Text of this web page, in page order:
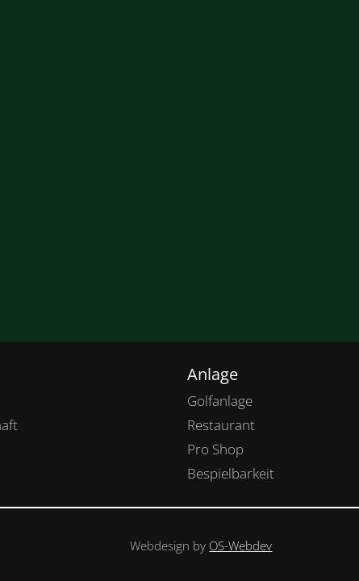
Anlage
Golfanlage
Restaurant
Pro Shop
Bespielbarkeit
Webdesign by OS-Webdev